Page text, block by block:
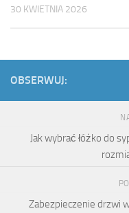
30 KWIETNIA 2026
OBSERWUJ:
Jak wybrać łóżko do
Zabezpieczenie drzwi